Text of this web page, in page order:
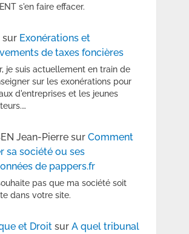
s'en faire effacer.
sur Exonérations et
de taxes foncières
je suis actuellement en train de
sur les exonérations pour
d'entreprises et les jeunes
Jean-Pierresur Comment
sa société ou ses
de pappers.fr
pas que ma société soit
dans votre site.
et Droitsur A quel tribunal